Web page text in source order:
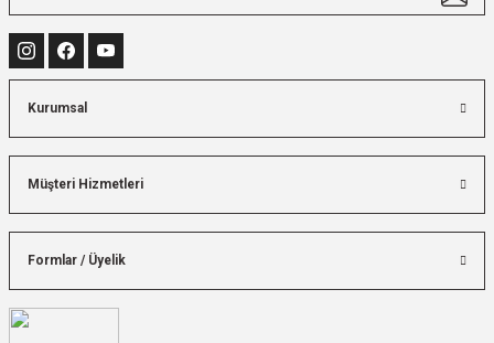
Kurumsal
Müşteri Hizmetleri
Formlar / Üyelik